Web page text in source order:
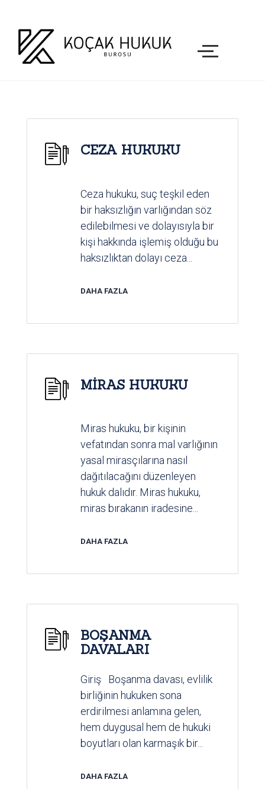
CEZA HUKUKU
Ceza hukuku, suç teşkil eden
bir haksızlığın varlığından söz
edilebilmesi ve dolayısıyla bir
kişi hakkında işlemiş olduğu bu
haksızlıktan dolayı ceza...
DAHA FAZLA
MİRAS HUKUKU
Miras hukuku, bir kişinin
vefatından sonra mal varlığının
yasal mirasçılarına nasıl
dağıtılacağını düzenleyen
hukuk dalıdır. Miras hukuku,
miras bırakanın iradesine...
DAHA FAZLA
BOŞANMA
DAVALARI
Giriş Boşanma davası, evlilik
birliğinin hukuken sona
erdirilmesi anlamına gelen,
hem duygusal hem de hukuki
boyutları olan karmaşık bir...
DAHA FAZLA